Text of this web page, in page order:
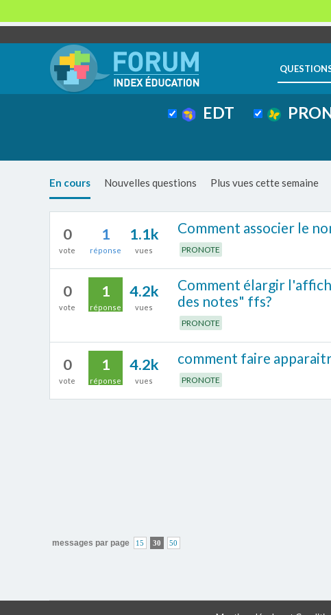
EDT
En cours Nouvelles questions Plus vues cette semaine
0
vote
1
réponse
1.1k
vues
Comment associer le
PRONOTE
0
vote
1
réponse
4.2k
vues
Comment élargir
des notes" ffs?
PRONOTE
0
vote
1
réponse
4.2k
vues
comment faire
PRONOTE
messages par page 15 30 50